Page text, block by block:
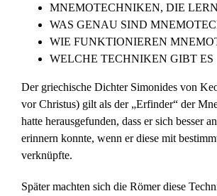
MNEMOTECHNIKEN, DIE
WAS GENAU SIND
WIE FUNKTIONIEREN
WELCHE TECHNIKEN GIBT ES
Der griechische Dichter Simonides von
vor Christus) gilt als der „Erfinder“ der
hatte herausgefunden, dass er sich besser
erinnern konnte, wenn er diese mit
verknüpfte.
Später machten sich die Römer diese